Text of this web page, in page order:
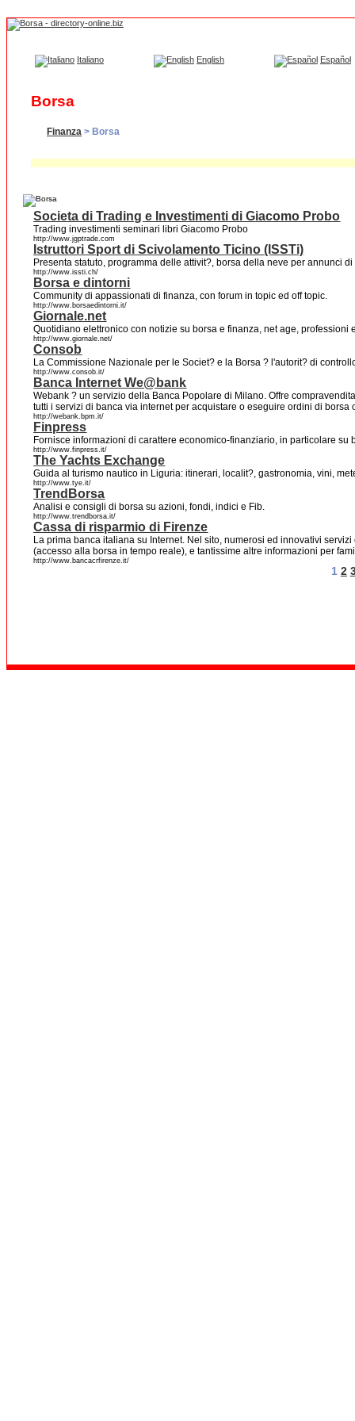
Italiano English Español
Borsa
Finanza > Borsa
Societa di Trading e Investimenti di Giacomo Probo
Trading investimenti seminari libri Giacomo Probo
http://www.jgptrade.com
Istruttori Sport di Scivolamento Ticino (ISSTi)
Presenta statuto, programma delle attivit?, borsa della neve per annunci
http://www.issti.ch/
Borsa e dintorni
Community di appassionati di finanza, con forum in topic ed off topic.
http://www.borsaedintorni.it/
Giornale.net
Quotidiano elettronico con notizie su borsa e finanza, net age, professioni
http://www.giornale.net/
Consob
La Commissione Nazionale per le Societ? e la Borsa ? l'autorit? di
http://www.consob.it/
Banca Internet We@bank
Webank ? un servizio della Banca Popolare di Milano. Offre
tutti i servizi di banca via internet per acquistare o eseguire ordini di borsa
http://webank.bpm.it/
Finpress
Fornisce informazioni di carattere economico-finanziario, in particolare
http://www.finpress.it/
The Yachts Exchange
Guida al turismo nautico in Liguria: itinerari, localit?, gastronomia, vini,
http://www.tye.it/
TrendBorsa
Analisi e consigli di borsa su azioni, fondi, indici e Fib.
http://www.trendborsa.it/
Cassa di risparmio di Firenze
La prima banca italiana su Internet. Nel sito, numerosi ed innovativi
(accesso alla borsa in tempo reale), e tantissime altre informazioni per
http://www.bancacrfirenze.it/
1 2